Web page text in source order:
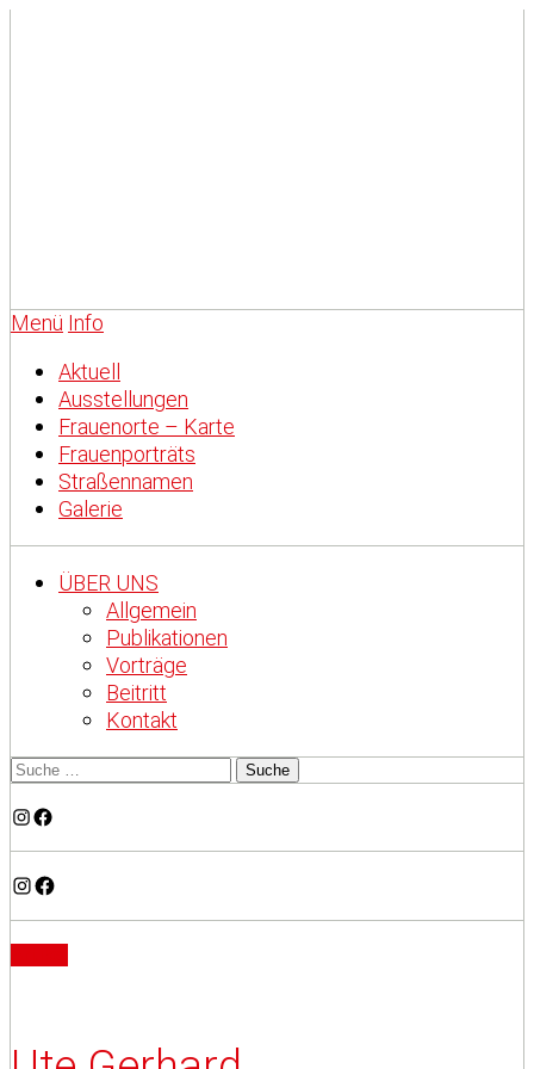
Menü Info
Aktuell
Ausstellungen
Frauenorte – Karte
Frauenporträts
Straßennamen
Galerie
ÜBER UNS
Allgemein
Publikationen
Vorträge
Beitritt
Kontakt
Instagram
Facebook
Instagram
Facebook